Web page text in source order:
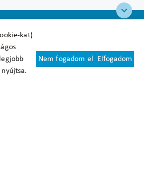
kat)
Nem fogadom el Elfogadom
feltételek